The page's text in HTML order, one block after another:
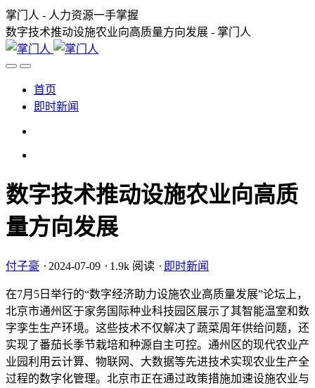
掌门人 - 人力资源一手掌握
数字技术推动设施农业向高质量方向发展 - 掌门人
首页
即时新闻
数字技术推动设施农业向高质
量方向发展
付子豪 ⋅ 2024-07-09 ⋅ 1.9k 阅读 ⋅ 即时新闻
在7月5日举行的“数字经济助力设施农业高质量发展”论坛上，
北京市通州区于家务国际种业科技园区展示了其智能温室和数
字孪生生产环境。这些技术不仅解决了蔬菜周年供给问题，还
实现了番茄长季节栽培和种源自主可控。通州区的现代农业产
业园利用云计算、物联网、大数据等先进技术实现农业生产全
过程的数字化管理。北京市正在通过政策措施加速设施农业与